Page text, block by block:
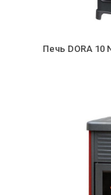
Печь DORA 10